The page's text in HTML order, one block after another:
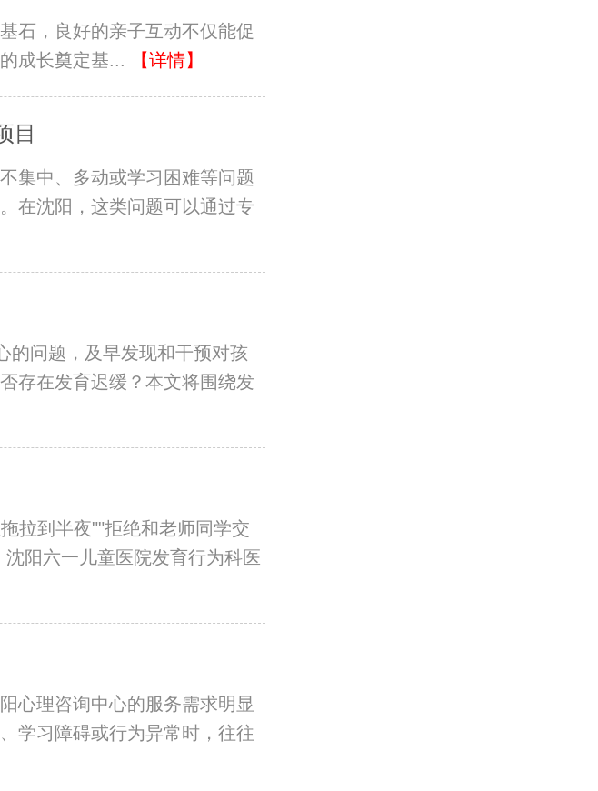
石，良好的亲子互动不仅能促
成长奠定基...
【详情】
目
集中、多动或学习困难等问题
在沈阳，这类问题可以通过专
的问题，及早发现和干预对孩
存在发育迟缓？本文将围绕发
拉到半夜""拒绝和老师同学交
阳六一儿童医院发育行为科医
心理咨询中心的服务需求明显
学习障碍或行为异常时，往往